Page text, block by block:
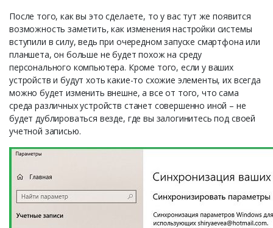
После того, как вы это сделаете, то у вас тут же появится
возможность заметить, как изменения настройки системы
вступили в силу, ведь при очередном запуске смартфона или
планшета, он больше не будет похож на среду
персонального компьютера. Кроме того, если у ваших
устройств и будут хоть какие-то схожие элементы, их всегда
можно будет изменить внешне, а все от того, что сама
среда различных устройств станет совершенно иной – не
будет дублироваться везде, где вы залогинитесь под своей
учетной записью.